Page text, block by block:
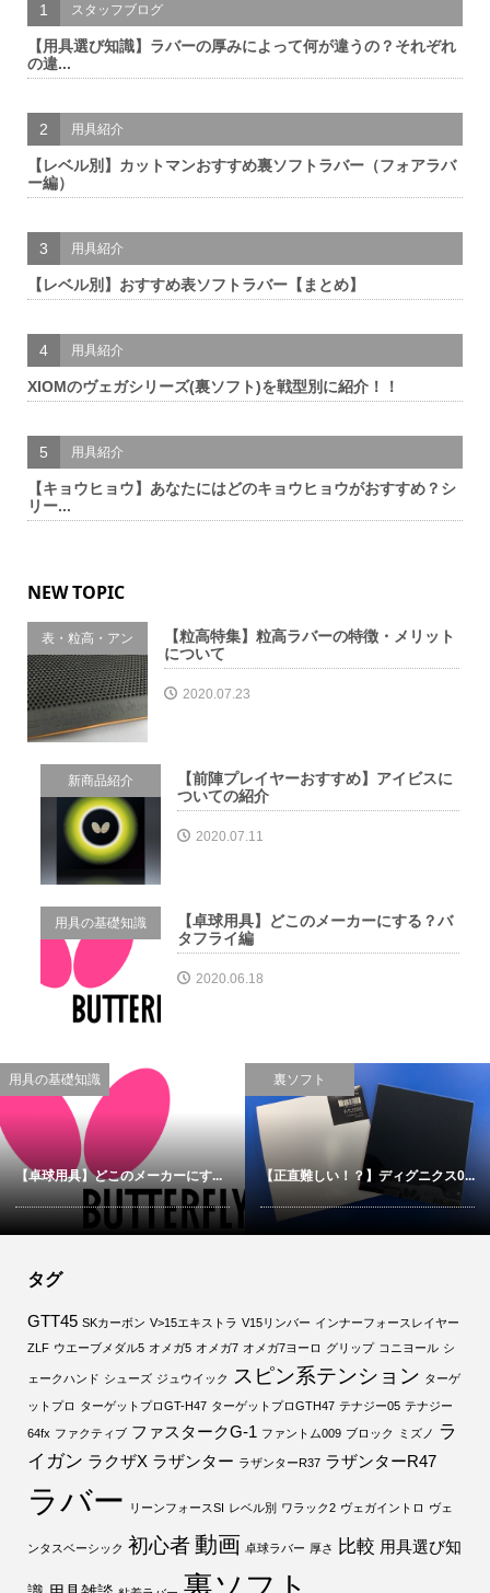
1 スタッフブログ
【用具選び知識】ラバーの厚みによって何が違うの？それぞれ
の違...
2 用具紹介
【レベル別】カットマンおすすめ裏ソフトラバー（フォアラバ
ー編）
3 用具紹介
【レベル別】おすすめ表ソフトラバー【まとめ】
4 用具紹介
XIOMのヴェガシリーズ(裏ソフト)を戦型別に紹介！！
5 用具紹介
【キョウヒョウ】あなたにはどのキョウヒョウがおすすめ？シ
リー...
NEW TOPIC
表・粒高・アン
チ
【粒高特集】粒高ラバーの特徴・メリット
について
2020.07.23
新商品紹介
【前陣プレイヤーおすすめ】アイビスに
ついての紹介
2020.07.11
用具の基礎知識
【卓球用具】どこのメーカーにする？バ
タフライ編
2020.06.18
用具の基礎知識
【卓球用具】どこのメーカーにす...
裏ソフト
【正直難しい！？】ディグニクス0...
タグ
GTT45 SKカーボン V>15エキストラ V15リンバー インナーフォースレイヤー
ZLF ウエーブメダル5 オメガ5 オメガ7 オメガ7ヨーロ グリップ コニヨール シ
ェークハンド シューズ ジュウイック スピン系テンション ターゲ
ットプロ ターゲットプロGT-H47 ターゲットプロGTH47 テナジー05 テナジー
64fx ファクティブ ファスタークG-1 ファントム009 ブロック ミズノ ラ
イガン ラクザX ラザンター ラザンターR37 ラザンターR47
ラバー リーンフォースSI レベル別 ワラック2 ヴェガイントロ ヴェ
ンタスベーシック 初心者動画 卓球ラバー 厚さ 比較 用具選び知